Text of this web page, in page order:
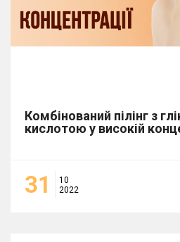
Комбінований пілінг з
кислотою у високій
31
10
2022